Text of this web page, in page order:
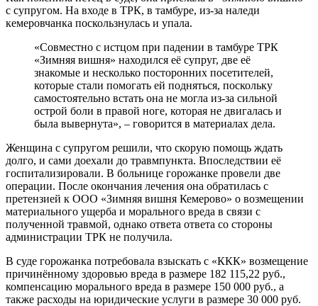
с супругом. На входе в ТРК, в тамбуре, из-за наледи
кемеровчанка поскользнулась и упала.
«Совместно с истцом при падении в тамбуре ТРК
«Зимняя вишня» находился её супруг, две её
знакомые и несколько посторонних посетителей,
которые стали помогать ей подняться, поскольку
самостоятельно встать она не могла из-за сильной
острой боли в правой ноге, которая не двигалась и
была вывернута», – говорится в материалах дела.
Женщина с супругом решили, что скорую помощь ждать
долго, и сами доехали до травмпункта. Впоследствии её
госпитализировали. В больнице горожанке провели две
операции. После окончания лечения она обратилась с
претензией к ООО «Зимняя вишня Кемерово» о возмещении
материального ущерба и морального вреда в связи с
полученной травмой, однако ответа ответа со стороны
администрации ТРК не получила.
В суде горожанка потребовала взыскать с «ККК» возмещение
причинённому здоровью вреда в размере 182 115,22 руб.,
компенсацию морального вреда в размере 150 000 руб., а
также расходы на юридические услуги в размере 30 000 руб.